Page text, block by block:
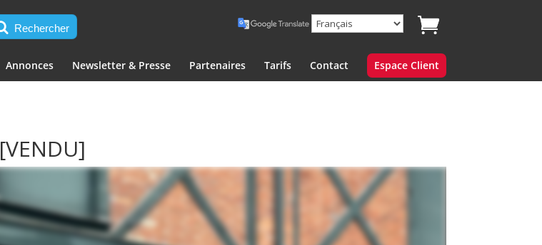
Rechercher
Annonces Newsletter & Presse Partenaires Tarifs Contact Espace Client
[VENDU]